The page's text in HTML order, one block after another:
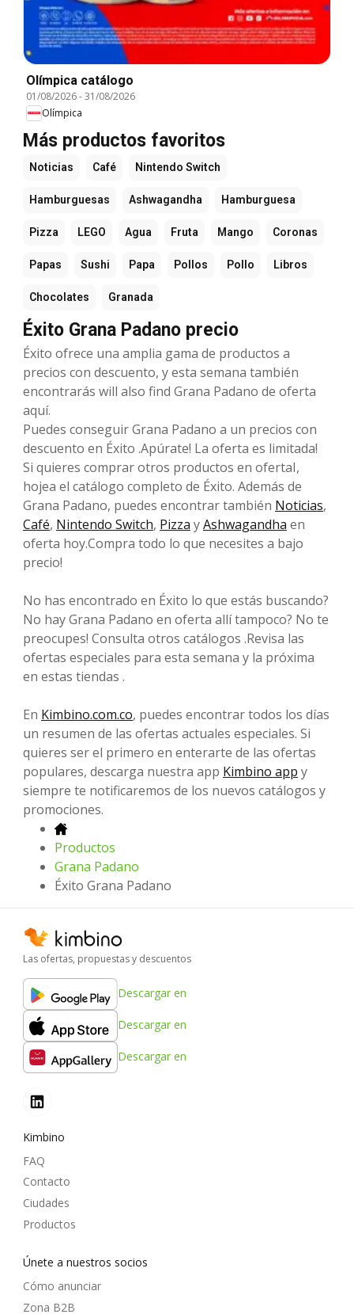
Olímpica catálogo
01/08/2026-31/08/2026
Olímpica
Más productos favoritos
Noticias Café Nintendo Switch
Hamburguesas Ashwagandha Hamburguesa
Pizza LEGO Agua Fruta Mango Coronas
Papas Sushi Papa Pollos Pollo Libros
Chocolates Granada
Éxito Grana Padano precio
Éxito ofrece una amplia gama de productos a
precios con descuento, y esta semana también
encontrarás will also find Grana Padano de oferta
aquí.
Puedes conseguir Grana Padano a un precios con
descuento en Éxito .Apúrate! La oferta es limitada!
Si quieres comprar otros productos en ofertaI,
hojea el catálogo completo de Éxito. Además de
Grana Padano, puedes encontrar también Noticias,
Café, Nintendo Switch, Pizza yAshwagandha en
oferta hoy.Compra todo lo que necesites a bajo
precio!
No has encontrado en Éxito lo que estás buscando?
No hay Grana Padano en oferta allí tampoco? No te
preocupes! Consulta otros catálogos .Revisa las
ofertas especiales para esta semana y la próxima
en estas tiendas .
En Kimbino.com.co, puedes encontrar todos los días
un resumen de las ofertas actuales especiales. Si
quieres ser el primero en enterarte de las ofertas
populares, descarga nuestra app Kimbino app y
siempre te notificaremos de los nuevos catálogos y
promociones.
Productos
Grana Padano
Éxito Grana Padano
Las ofertas, propuestas y descuentos
Descargar en
Descargar en
Descargar en
Kimbino
FAQ
Contacto
Ciudades
Productos
Únete a nuestros socios
Cómo anunciar
Zona B2B